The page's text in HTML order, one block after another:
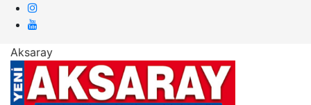
Aksaray